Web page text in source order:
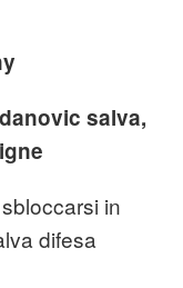
salva,
in
difesa